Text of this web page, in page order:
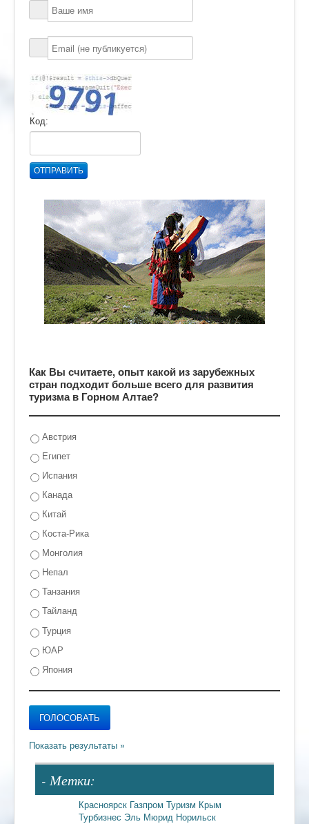
Код:
ОТПРАВИТЬ
Как Вы считаете, опыт какой из зарубежных
стран подходит больше всего для развития
туризма в Горном Алтае?
Австрия
Египет
Испания
Канада
Китай
Коста-Рика
Монголия
Непал
Танзания
Тайланд
Турция
ЮАР
Япония
- Метки:
Красноярск Газпром Туризм Крым
Турбизнес Эль Мюрид Норильск